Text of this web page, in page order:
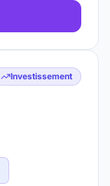
Investissement